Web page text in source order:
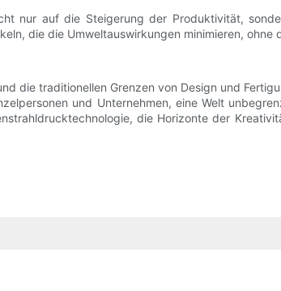
nur auf die Steigerung der Produktivität,
die die Umweltauswirkungen minimieren,
die traditionellen Grenzen von Design und
und Unternehmen, eine Welt
die Horizonte der